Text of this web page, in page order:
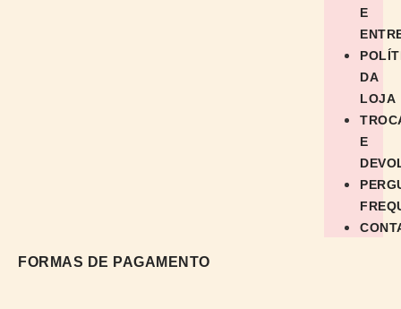
E
DA
LOJA
E
FORMAS DE PAGAMENTO